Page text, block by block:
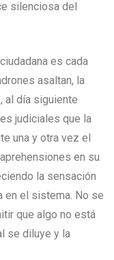
silenciosa del
es cada
asaltan, la
al día siguiente
judiciales que la
una y otra vez el
en su
la sensación
en el sistema. No se
que algo no está
se diluye y la